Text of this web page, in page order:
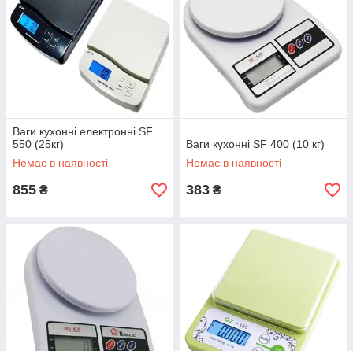
Ваги кухонні електронні SF
550 (25кг)
Немає в наявності
855 ₴
Ваги кухонні SF 400 (10 кг)
Немає в наявності
383 ₴